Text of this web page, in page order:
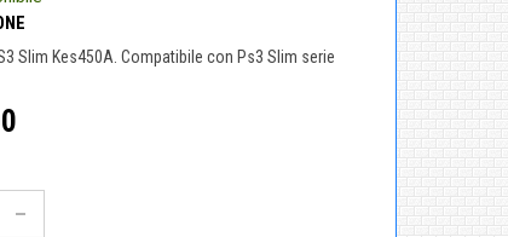
Slim Kes450A. Compatibile con Ps3 Slim serie